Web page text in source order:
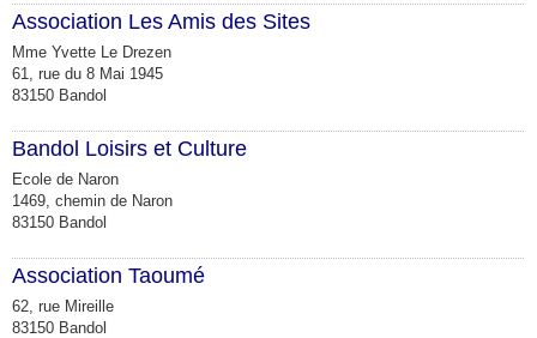
Association Les Amis des Sites
Mme Yvette Le Drezen
61, rue du 8 Mai 1945
83150 Bandol
Bandol Loisirs et Culture
Ecole de Naron
1469, chemin de Naron
83150 Bandol
Association Taoumé
62, rue Mireille
83150 Bandol